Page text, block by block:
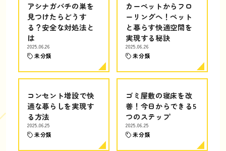
アシナガバチの巣を
見つけたらどうす
る？安全な対処法と
は
2025.06.26
未分類
カーペットからフロ
ーリングへ！ペット
と暮らす快適空間を
実現する秘訣
2025.06.26
未分類
コンセント増設で快
適な暮らしを実現す
る方法
2025.06.25
未分類
ゴミ屋敷の寝床を改
善！今日からできる5
つのステップ
2025.06.25
未分類